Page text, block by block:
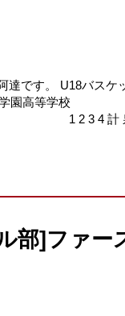
です。 U18バスケ
商学園高等学校
校 1 2 3 4 計 泉
部]ファー